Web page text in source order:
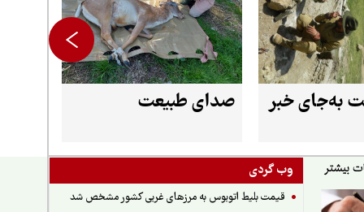
به‌جای خبر صدای طبیعت
وب گردی
قیمت بلیط اتوبوس به مرزهای غربی کشور مشخص شد